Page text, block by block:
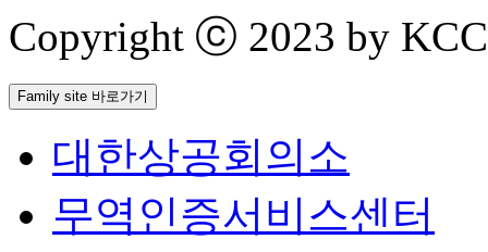
Copyright ⓒ 2023 by
Family site 바로가기
대한상공회의소
무역인증서비스센터